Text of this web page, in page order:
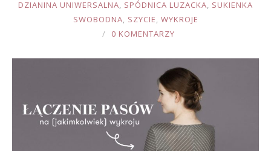
JOULE
DZIANINA UNIWERSALNA, SPÓDNICA LUZACKA, SUKIENKA
SWOBODNA, SZYCIE, WYKROJE
0 KOMENTARZY